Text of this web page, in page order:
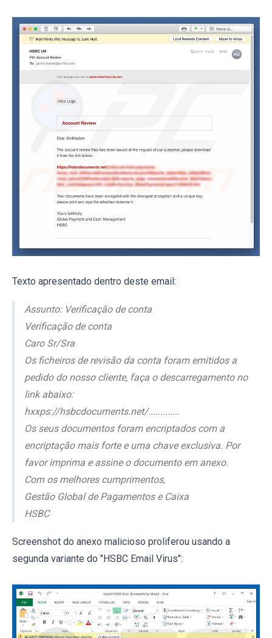
Texto apresentado dentro deste email:
Assunto: Verificação de conta
Verificação de conta
Caro Sr/Sra
Os ficheiros de revisão da conta foram emitidos a
pedido do nosso cliente, faça o descarregamento no
link abaixo:
hxxps://hsbcdocuments.net/.............
Os seus documentos foram encriptados com a
encriptação mais forte e uma chave exclusiva. Por
favor imprima e assine o documento em anexo.
Com os melhores cumprimentos,
Gestão Global de Pagamentos e Caixa
HSBC
Screenshot do anexo malicioso proliferou usando a
segunda variante do "HSBC Email Virus":